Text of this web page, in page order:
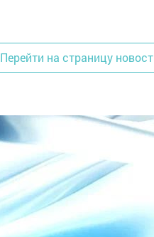
Перейти на страницу